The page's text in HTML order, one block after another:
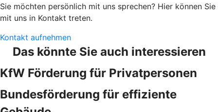
Sie möchten persönlich mit uns sprechen? Hier können Sie
mit uns in Kontakt treten.
Kontakt aufnehmen
Das könnte Sie auch interessieren
KfW Förderung für Privatpersonen
Bundesförderung für effiziente